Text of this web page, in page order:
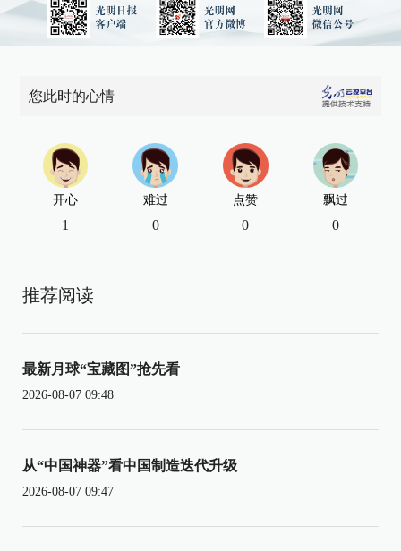
您此时的心情
开心
1
难过
0
点赞
0
飘过
0
推荐阅读
最新月球“宝藏图”抢先看
2026-08-07 09:48
从“中国神器”看中国制造迭代升级
2026-08-07 09:47